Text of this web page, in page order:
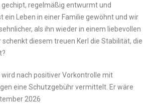
gechipt, regelmäßig entwurmt und
ein Leben in einer Familie gewöhnt und wir
als ihn wieder in einem liebevollen
schenkt diesem treuen Kerl die Stabilität, die
wird nach positiver Vorkontrolle mit
eine Schutzgebühr vermittelt. Er wäre
2026